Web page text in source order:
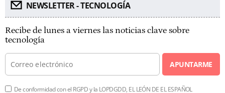
NEWSLETTER - TECNOLOGÍA
Recibe de lunes a viernes las noticias clave sobre
tecnología
APUNTARME
De conformidad con el RGPD y la LOPDGDD, EL LEÓN DE EL ESPAÑOL